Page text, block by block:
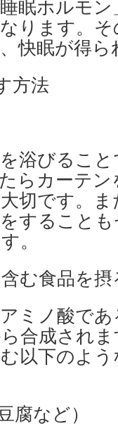
眠ホルモ
ります。
快眠が得
方法
浴びるこ
らカーテ
切です。
すること
。
む食品を摂
ミノ酸で
合成され
以下のよ
など）